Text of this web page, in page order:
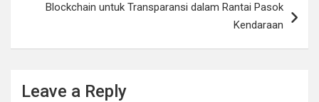
Blockchain untuk Transparansi dalam Rantai Pasok
Kendaraan
Leave a Reply